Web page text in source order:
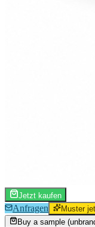
Jetzt kaufen
Anfragen
Muster
Buy a sample